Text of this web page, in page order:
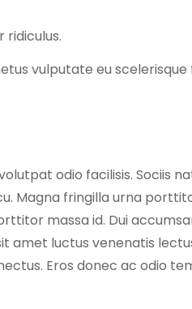
vulputate eu
odio facilisis. Sociis
Magna fringilla urna
massa id. Dui
amet luctus venenatis
Eros donec ac odio